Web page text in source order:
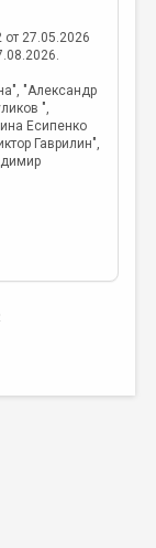
27.05.2026
"Александр
",
Есипенко
Гаврилин",